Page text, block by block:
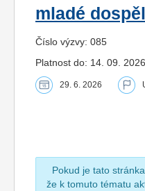
mladé
Číslo výzvy: 085
Platnost do: 14. 09.
29. 6. 2026
Pokud je tato
že k tomuto tématu